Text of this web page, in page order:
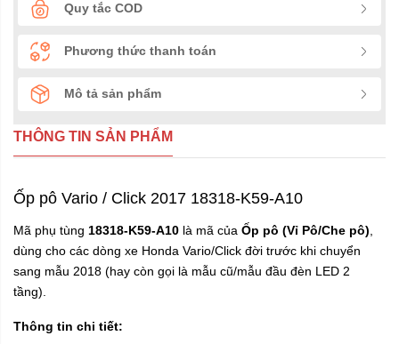
Quy tắc COD
Phương thức thanh toán
Mô tả sản phẩm
THÔNG TIN SẢN PHẨM
Ốp pô Vario / Click 2017 18318-K59-A10
Mã phụ tùng 18318-K59-A10 là mã của Ốp pô (Vỉ Pô/Che pô)
dùng cho các dòng xe Honda Vario/Click đời trước khi chuyển
sang mẫu 2018 (hay còn gọi là mẫu cũ/mẫu đầu đèn LED 2
tầng).
Thông tin chi tiết: